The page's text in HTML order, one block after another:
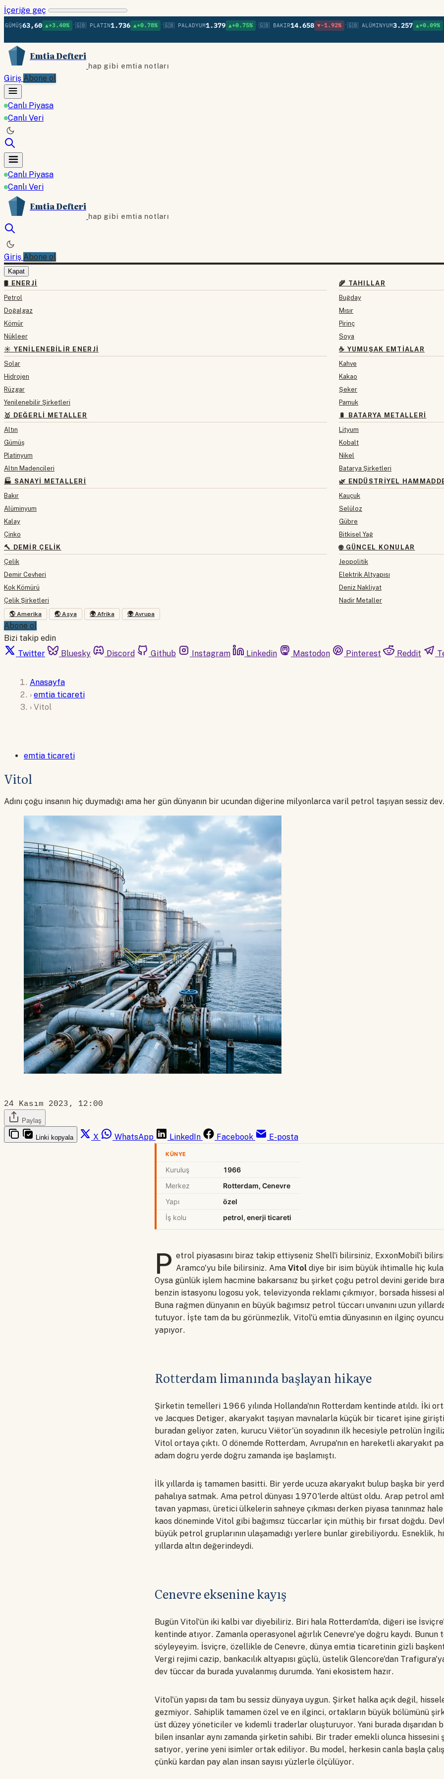
İçeriğe geç
63,60 ▲+3.40% •🇬🇧 PLATIN1.736 ▲+0.78% •🇬🇧 PALADYUM1.379 ▲+0.75% •🇬🇧 BAKIR 14.658 ▼-1.92% •🇬🇧 ALÜMINYUM3.257 ▲+0.09% •🇬🇧
Emtia Defteri
hap gibi emtia notları
Giriş Abone ol
Canlı Piyasa
Canlı Veri
Canlı Piyasa
Canlı Veri
Emtia Defteri
hap gibi emtia notları
Giriş Abone ol
Kapat
🛢 ENERJI
Petrol
Doğalgaz
Kömür
Nükleer
☀️ YENILENEBILIR ENERJI
Solar
Hidrojen
Rüzgar
Yenilenebilir Şirketleri
🥇 DEĞERLI METALLER
Altın
Gümüş
Platinyum
Altın Madencileri
🏭 SANAYI METALLERI
Bakır
Alüminyum
Kalay
Çinko
🔨 DEMIR ÇELIK
Çelik
Demir Cevheri
Kok Kömürü
Çelik Şirketleri
🌾 TAHILLAR
Buğday
Mısır
Pirinç
Soya
☕ YUMUŞAK EMTIALAR
Kahve
Kakao
Şeker
Pamuk
🔋 BATARYA METALLERI
Lityum
Kobalt
Nikel
Batarya Şirketleri
🌿 ENDÜSTRIYEL
Kauçuk
Selüloz
Gübre
Bitkisel Yağ
🌐 GÜNCEL KONULAR
Jeopolitik
Elektrik Altyapısı
Deniz Nakliyat
Nadir Metaller
🌎 Amerika 🌏 Asya 🌍 Afrika 🌍 Avrupa
Abone ol
Bizi takip edin
Twitter
Bluesky Discord Github Instagram Linkedin Mastodon Pinterest Reddit
Anasayfa
› emtia ticareti
› Vitol
emtia ticareti
Vitol
Adını çoğu insanın hiç duymadığı ama her gün dünyanın bir ucundan diğerine milyonlarca varil petrol taşıyan sessiz
24 Kasım 2023, 12:00
Paylaş
Linki kopyala X WhatsApp LinkedIn Facebook E-posta
KÜNYE
Kuruluş
1966
Merkez
Rotterdam, Cenevre
Yapı
özel
İş kolu
petrol, enerji ticareti
P etrol piyasasını biraz takip ettiyseniz Shell'i bilirsiniz, ExxonMobil'i
Aramco'yu bile bilirsiniz. Ama Vitol diye bir isim büyük ihtimalle hiç
Oysa günlük işlem hacmine bakarsanız bu şirket çoğu petrol devini geride
benzin istasyonu logosu yok, televizyonda reklamı çıkmıyor, borsada hissesi
Buna rağmen dünyanın en büyük bağımsız petrol tüccarı unvanını uzun
tutuyor. İşte tam da bu görünmezlik, Vitol'ü emtia dünyasının en ilginç
yapıyor.
Rotterdam limanında başlayan hikaye
Şirketin temelleri 1966 yılında Hollanda'nın Rotterdam kentinde atıldı. İki
ve Jacques Detiger, akaryakıt taşıyan mavnalarla küçük bir ticaret işine
buradan geliyor zaten, kurucu Viëtor'ün soyadının ilk hecesiyle petrolün
Vitol ortaya çıktı. O dönemde Rotterdam, Avrupa'nın en hareketli akaryakıt
adam doğru yerde doğru zamanda işe başlamıştı.
İlk yıllarda iş tamamen basitti. Bir yerde ucuza akaryakıt bulup başka bir
pahalıya satmak. Ama petrol dünyası 1970'lerde altüst oldu. Arap petrol
tavan yapması, üretici ülkelerin sahneye çıkması derken piyasa tanınmaz
kaos döneminde Vitol gibi bağımsız tüccarlar için müthiş bir fırsat doğdu.
büyük petrol gruplarının ulaşamadığı yerlere bunlar girebiliyordu. Esneklik,
yıllarda altın değerindeydi.
Cenevre eksenine kayış
Bugün Vitol'ün iki kalbi var diyebiliriz. Biri hala Rotterdam'da, diğeri ise
kentinde atıyor. Zamanla operasyonel ağırlık Cenevre'ye doğru kaydı. Bunun
söyleyeyim. İsviçre, özellikle de Cenevre, dünya emtia ticaretinin gizli
Vergi rejimi cazip, bankacılık altyapısı güçlü, üstelik Glencore'dan
dev tüccar da burada yuvalanmış durumda. Yani ekosistem hazır.
Vitol'ün yapısı da tam bu sessiz dünyaya uygun. Şirket halka açık değil,
gezmiyor. Sahiplik tamamen özel ve en ilginci, ortakların büyük bölümünü
üst düzey yöneticiler ve kıdemli traderlar oluşturuyor. Yani burada dışarıdan
bilen insanlar aynı zamanda şirketin sahibi. Bir trader emekli olunca hissesini
satıyor, yerine yeni isimler ortak ediliyor. Bu model, herkesin canla başla
çünkü kardan pay alan insan sayısı yüzlerle ölçülüyor.